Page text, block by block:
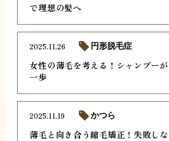
で理想の髪へ
女性の薄毛を考える！シャンプー
一歩
2025.11.26 円形脱毛症
薄毛と向き合う縮毛矯正！失敗し
2025.11.19 かつら